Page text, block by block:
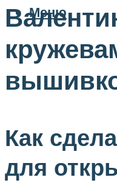
Меню
Как
для